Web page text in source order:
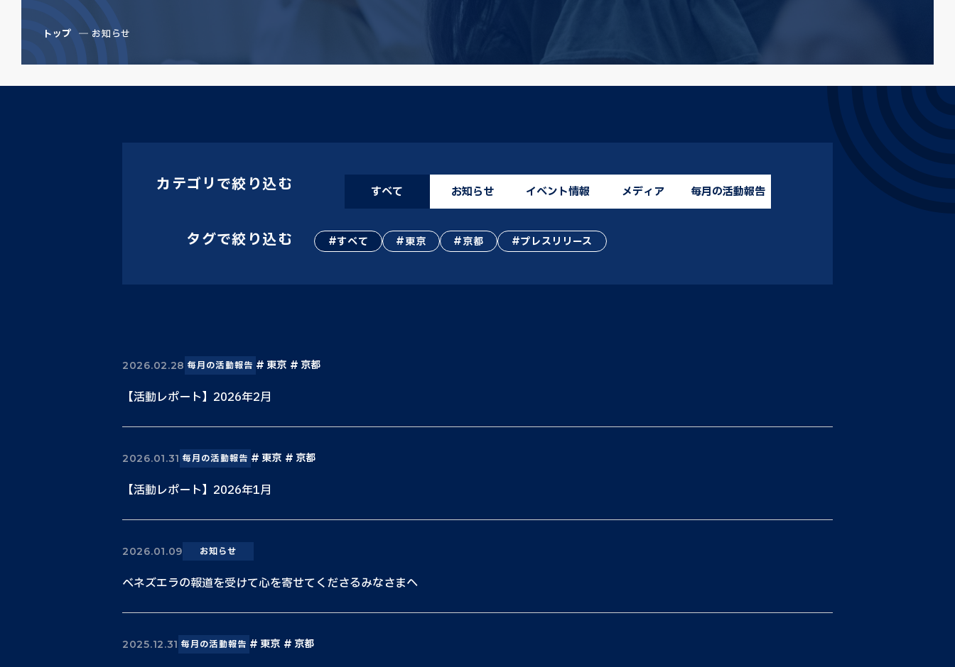
トップ お知らせ
カテゴリで絞り込む すべて お知らせ イベント情報 メディア 毎月の活動報告
タグで絞り込む すべて 東京 京都 プレスリリース
2026.02.28 毎月の活動報告 東京 京都
【活動レポート】2026年2月
2026.01.31 毎月の活動報告 東京 京都
【活動レポート】2026年1月
2026.01.09 お知らせ
ベネズエラの報道を受けて心を寄せてくださるみなさまへ
2025.12.31 毎月の活動報告 東京 京都